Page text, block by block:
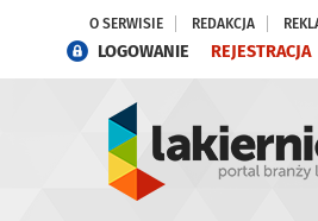
O SERWISIE REDAKCJA
LOGOWANIE REJESTRACJA